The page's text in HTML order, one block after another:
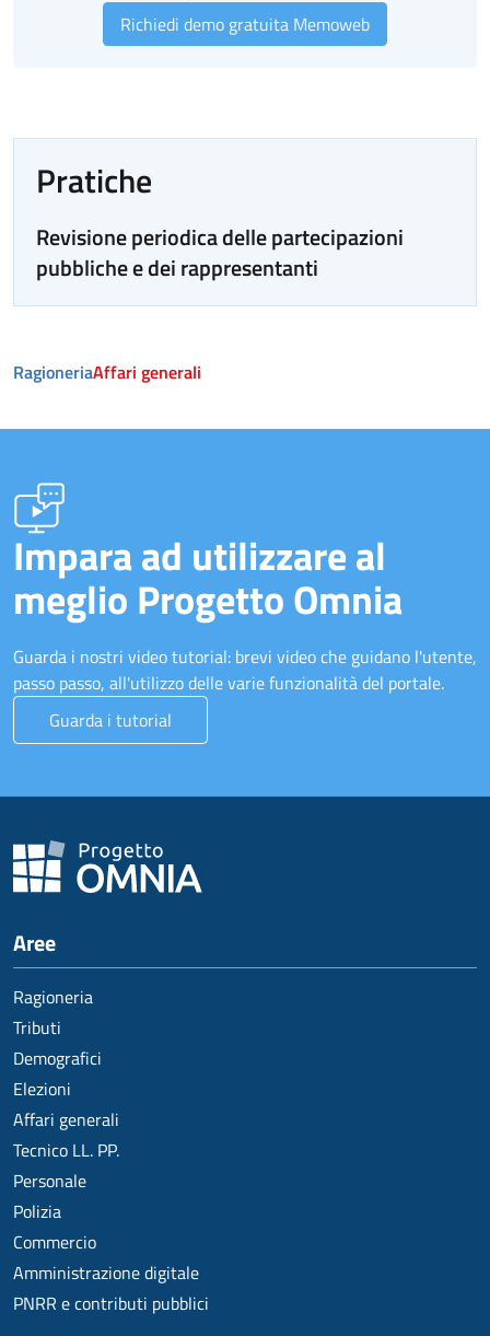
Richiedi demo gratuita Memoweb
Pratiche
Revisione periodica delle partecipazioni
pubbliche e dei rappresentanti
RagioneriaAffari generali
Impara ad utilizzare al
meglio Progetto Omnia
Guarda i nostri video tutorial: brevi video che guidano l'utente,
passo passo, all'utilizzo delle varie funzionalità del portale.
Guarda i tutorial
Aree
Ragioneria
Tributi
Demografici
Elezioni
Affari generali
Tecnico LL. PP.
Personale
Polizia
Commercio
Amministrazione digitale
PNRR e contributi pubblici